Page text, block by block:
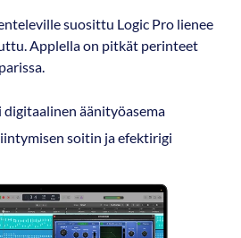
suosittu Logic Pro lienee
Applella on pitkät perinteet
digitaalinen äänityöasema
soitin ja efektirigi